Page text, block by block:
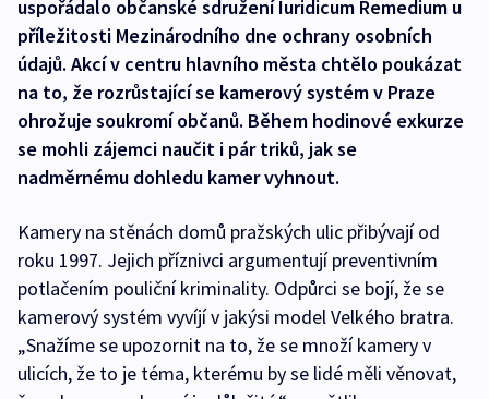
uspořádalo občanské sdružení Iuridicum Remedium u
příležitosti Mezinárodního dne ochrany osobních
údajů. Akcí v centru hlavního města chtělo poukázat
na to, že rozrůstající se kamerový systém v Praze
ohrožuje soukromí občanů. Během hodinové exkurze
se mohli zájemci naučit i pár triků, jak se
nadměrnému dohledu kamer vyhnout.
Kamery na stěnách domů pražských ulic přibývají od
roku 1997. Jejich příznivci argumentují preventivním
potlačením pouliční kriminality. Odpůrci se bojí, že se
kamerový systém vyvíjí v jakýsi model Velkého bratra.
„Snažíme se upozornit na to, že se množí kamery v
ulicích, že to je téma, kterému by se lidé měli věnovat,